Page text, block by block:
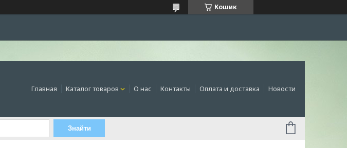
Кошик
Главная Каталог товаров О нас Контакты Оплата и доставка Новости
Знайти